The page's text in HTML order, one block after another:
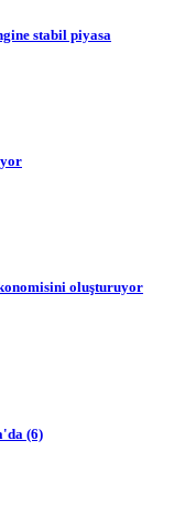
stabil piyasa
oluşturuyor
(6)